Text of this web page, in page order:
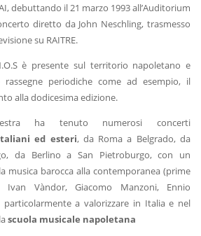
debuttando il 21 marzo 1993 all’Auditorium
diretto da John Neschling, trasmesso
su RAITRE.
è presente sul territorio napoletano e
periodiche come ad esempio, il
alla dodicesima edizione.
ha tenuto numerosi concerti
ed esteri, da Roma a Belgrado, da
da Berlino a San Pietroburgo, con un
musica barocca alla contemporanea (prime
Ivan Vàndor, Giacomo Manzoni, Ennio
a valorizzare in Italia e nel
scuola musicale napoletana